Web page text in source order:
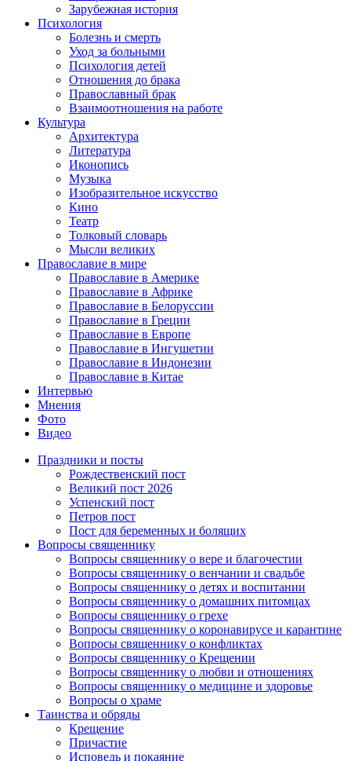
Зарубежная история
Психология
Болезнь и смерть
Уход за больными
Психология детей
Отношения до брака
Православный брак
Взаимоотношения на работе
Культура
Архитектура
Литература
Иконопись
Музыка
Изобразительное искусство
Кино
Театр
Толковый словарь
Мысли великих
Православие в мире
Православие в Америке
Православие в Африке
Православие в Белоруссии
Православие в Греции
Православие в Европе
Православие в Ингушетии
Православие в Индонезии
Православие в Китае
Интервью
Мнения
Фото
Видео
Праздники и посты
Рождественский пост
Великий пост 2026
Успенский пост
Петров пост
Пост для беременных и болящих
Вопросы священнику
Вопросы священнику о вере и благочестии
Вопросы священнику о венчании и свадьбе
Вопросы священнику о детях и воспитании
Вопросы священнику о домашних питомцах
Вопросы священнику о грехе
Вопросы священнику о коронавирусе и карантине
Вопросы священнику о конфликтах
Вопросы священнику о Крещении
Вопросы священнику о любви и отношениях
Вопросы священнику о медицине и здоровье
Вопросы о храме
Таинства и обряды
Крещение
Причастие
Исповедь и покаяние